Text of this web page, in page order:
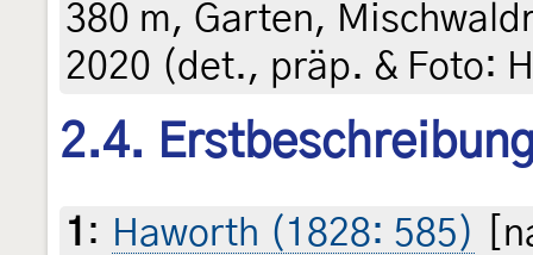
380 m, Garten,
2020 (det., präp. & Foto:
2.4.
1 : Haworth (1828: 585)